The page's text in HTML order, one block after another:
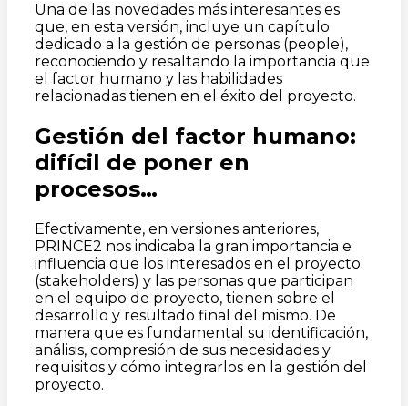
Una de las novedades más interesantes es
que, en esta versión, incluye un capítulo
dedicado a la gestión de personas (people),
reconociendo y resaltando la importancia que
el factor humano y las habilidades
relacionadas tienen en el éxito del proyecto.
Gestión del factor humano:
difícil de poner en
procesos…
Efectivamente, en versiones anteriores,
PRINCE2 nos indicaba la gran importancia e
influencia que los interesados en el proyecto
(stakeholders) y las personas que participan
en el equipo de proyecto, tienen sobre el
desarrollo y resultado final del mismo. De
manera que es fundamental su identificación,
análisis, compresión de sus necesidades y
requisitos y cómo integrarlos en la gestión del
proyecto.